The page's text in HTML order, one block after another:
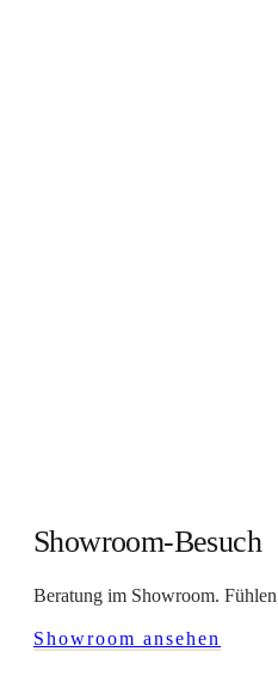
Showroom-Besuch
Beratung im Showroom.
Showroom ansehen